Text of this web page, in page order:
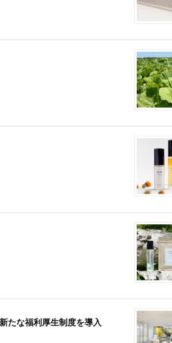
たな福利厚生制度を導入